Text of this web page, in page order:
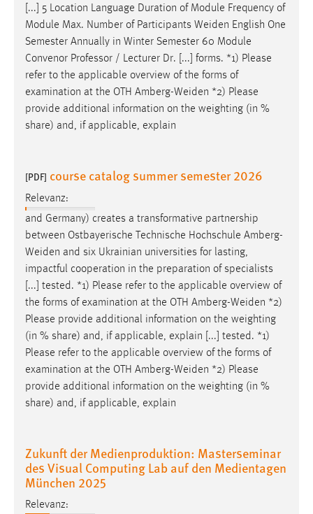
[...] 5 Location Language Duration of Module Frequency of
Module Max. Number of Participants Weiden English One
Semester Annually in Winter Semester 60 Module
Convenor Professor / Lecturer Dr. [...] forms. *1) Please
refer to the applicable overview of the forms of
examination at the OTH Amberg-Weiden *2) Please
provide additional information on the weighting (in %
share) and, if applicable, explain
[PDF] course catalog summer semester 2026
Relevanz:
and Germany) creates a transformative partnership
between Ostbayerische Technische Hochschule Amberg-
Weiden and six Ukrainian universities for lasting,
impactful cooperation in the preparation of specialists
[...] tested. *1) Please refer to the applicable overview of
the forms of examination at the OTH Amberg-Weiden *2)
Please provide additional information on the weighting
(in % share) and, if applicable, explain [...] tested. *1)
Please refer to the applicable overview of the forms of
examination at the OTH Amberg-Weiden *2) Please
provide additional information on the weighting (in %
share) and, if applicable, explain
Zukunft der Medienproduktion: Masterseminar
des Visual Computing Lab auf den Medientagen
München 2025
Relevanz:
Marketing Cookies werden von Drittanbietern
verwendet, um personalisierte Werbung anzuzeigen.
Sie tun dies, indem sie Besucher über Websites
hinweg verfolgen.
Google Ads
Name:
_gcl_au
Google Ireland Limited
Zweck:
Conversion-Tracking
Cookie Laufzeit:
3 Monate
Facebook Pixel
Name:
_fbp
Anbieter:
Facebook
Zweck:
Cookie Laufzeit:
3 Monate